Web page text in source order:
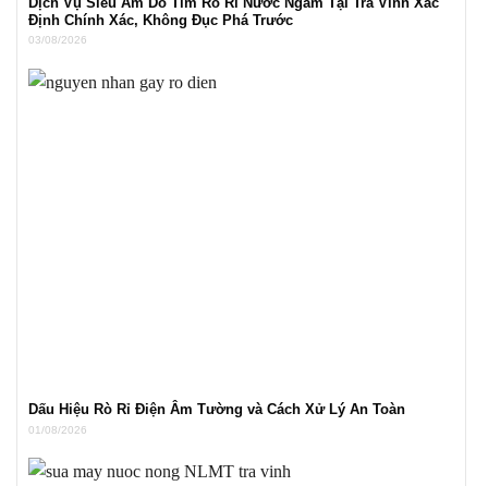
Định Chính Xác, Không Đục Phá Trước
03/08/2026
Dấu Hiệu Rò Rỉ Điện Âm Tường và Cách Xử Lý An Toàn
01/08/2026